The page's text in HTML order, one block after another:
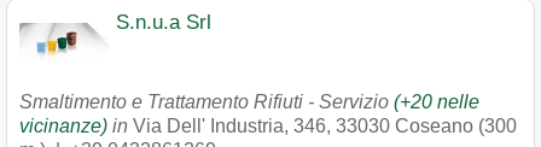
S.n.u.a Srl
Smaltimento e Trattamento Rifiuti - Servizio (+20 nelle
vicinanze) in Via Dell' Industria, 346, 33030 Coseano (300